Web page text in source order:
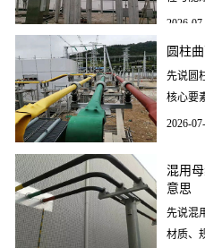
能力及
2026-
圆柱
先说圆
核心要
段，决
2026-
混用
意思
先说混
材质、